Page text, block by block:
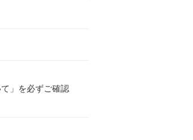
」を必ずご確認